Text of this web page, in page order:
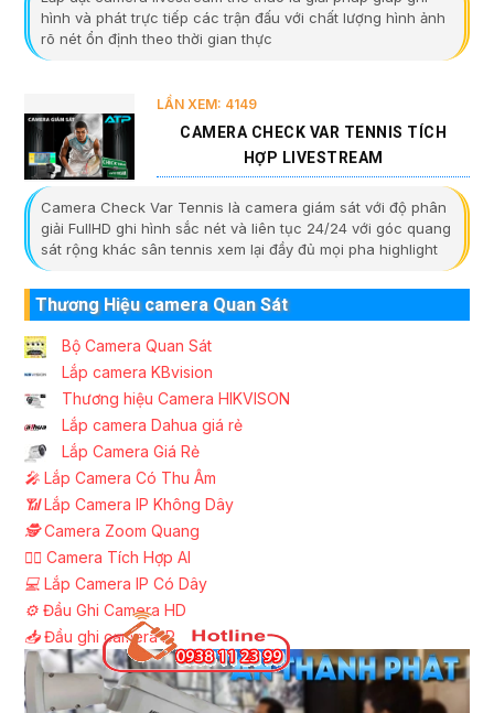
hình và phát trực tiếp các trận đấu với chất lượng hình ảnh
rõ nét ổn định theo thời gian thực
LẦN XEM: 4149
CAMERA CHECK VAR TENNIS TÍCH
HỢP LIVESTREAM
Camera Check Var Tennis là camera giám sát với độ phân
giải FullHD ghi hình sắc nét và liên tục 24/24 với góc quang
sát rộng khác sân tennis xem lại đầy đủ mọi pha highlight
Thương Hiệu camera Quan Sát
Bộ Camera Quan Sát
Lắp camera KBvision
Thương hiệu Camera HIKVISON
Lắp camera Dahua giá rẻ
Lắp Camera Giá Rẻ
️🎤️ Lắp Camera Có Thu Âm
📶Lắp Camera IP Không Dây
🕵️Camera Zoom Quang
🧛‍♀️ Camera Tích Hợp AI
💻 Lắp Camera IP Có Dây
⚙️ Đầu Ghi Camera HD
📥Đầu ghi camera IP